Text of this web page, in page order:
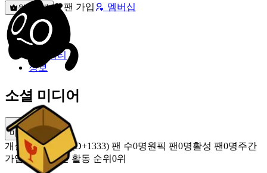
원픽선택 팬 가입 멤버십
밐타운
피드
커뮤니티
정보
소셜 미디어
미밐 공유
개설 2022.12.14 (D+1333) 팬 수0명원픽 팬0명활성 팬0명주간
가입 팬 0명주간 활동 순위 0위